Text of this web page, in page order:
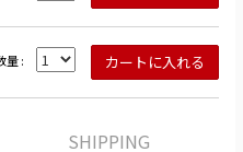
量 :
SHIPPING